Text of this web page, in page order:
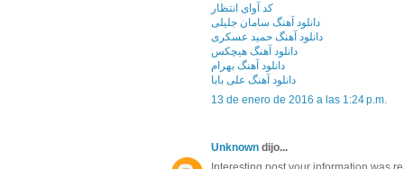
کد آوای انتظار
دانلود آهنگ سامان جلیلی
دانلود آهنگ حمید عسکری
دانلود آهنگ هیچکس
دانلود آهنگ بهرام
دانلود آهنگ علی بابا
13 de enero de 2016 a las 1:24 p.m.
Unknown dijo...